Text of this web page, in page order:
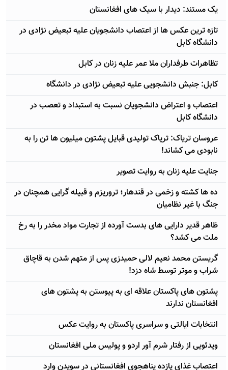
یک مستند: دیدار با سیک های افغانستان
تازه ترین عکس ها از اعتصاب دانشجویان علیه تبعیض نژادی در
دانشگاه کابل
تظاهرات طرفداران ملا عمر علیه زنان در کابل
کابل: جنبش دانشجویی علیه تبعیض نژادی در دانشگاه
اعتصاب و اعتراض دانشجویان نسبت به استبداد و تعصب در
دانشگاه کابل
عروسان تریاک: تریاک تولیدی قبایل پشتون میلیون ها تن را به
نابودی می کشاند!
جنایت علیه زنان به روایت تصویر
ده ها کشته و زخمی در قندهار؛ تروریزم و قبیله گرایی همچنان در
جنگ با غیر نظامیان
ظاهر قدیر دارایی های بدست آورده از تجارت مواد مخدر را به رخ
ملت می کشد؟
گریستن محمد نعیم لالی حمیدزی پس از متهم شدن به قاچاق
شراب و موتر توسط شاه دزد!
پشتون های پاکستان علاقه ای به پیوستن به پشتون های
افغانستان ندارند
انتخابات ایالتی و سراسری پاکستان به روایت عکس
ویدئویی از رفتار شرم آور اردو و پولیس ملی افغانستان
اعتصاب غذای یازده پناهجوی افغانستانی در سویدن وارد